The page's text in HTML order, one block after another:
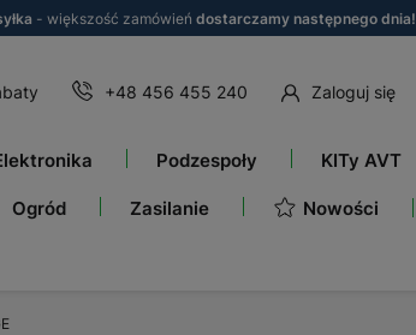
- większość zamówień dostarczamy następnego dnia!
+48 456 455 240 Zaloguj się
Podzespoły KITy AVT
Ogród Zasilanie Nowości